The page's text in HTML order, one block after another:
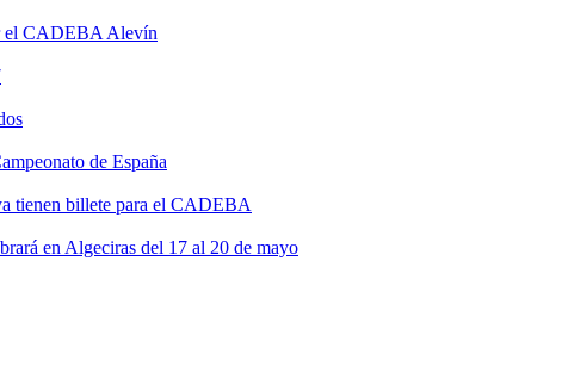
el CADEBA Alevín
de España
tienen billete para el CADEBA
en Algeciras del 17 al 20 de mayo